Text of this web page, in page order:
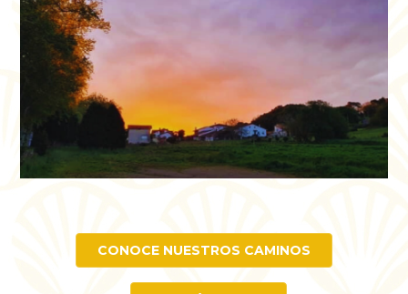
CONOCE NUESTROS CAMINOS